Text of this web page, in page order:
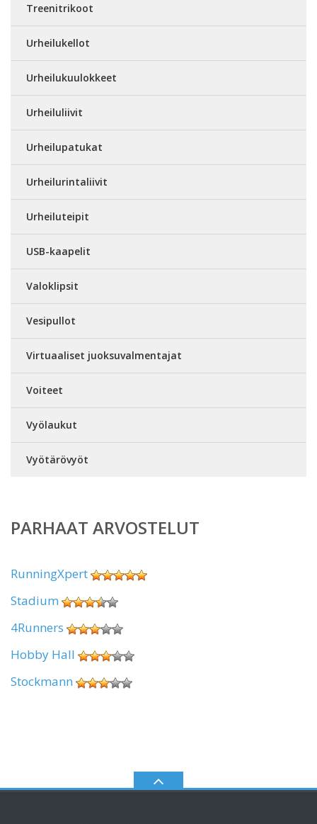
Treenitrikoot
Urheilukellot
Urheilukuulokkeet
Urheiluliivit
Urheilupatukat
Urheilurintaliivit
Urheiluteipit
USB-kaapelit
Valoklipsit
Vesipullot
Virtuaaliset juoksuvalmentajat
Voiteet
Vyölaukut
Vyötärövyöt
PARHAAT ARVOSTELUT
RunningXpert
Stadium
4Runners
Hobby Hall
Stockmann